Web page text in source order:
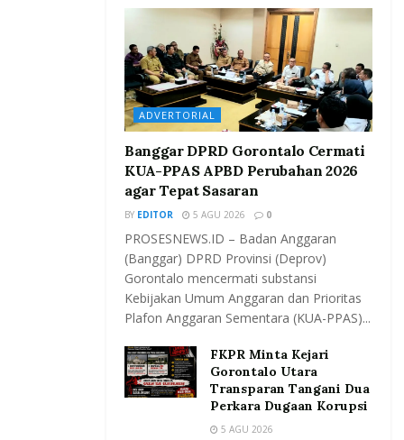
ADVERTORIAL
Banggar DPRD Gorontalo Cermati
KUA-PPAS APBD Perubahan 2026
agar Tepat Sasaran
BY EDITOR 5 AGU 2026 0
PROSESNEWS.ID – Badan Anggaran
(Banggar) DPRD Provinsi (Deprov)
Gorontalo mencermati substansi
Kebijakan Umum Anggaran dan Prioritas
Plafon Anggaran Sementara (KUA-PPAS)...
FKPR Minta Kejari
Gorontalo Utara
Transparan Tangani Dua
Perkara Dugaan Korupsi
5 AGU 2026